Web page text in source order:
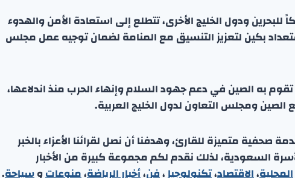
للبحرين ودول الخليج الأخرى، تتطلع إلى استعادة الأمن والهدوء
بكين لتعزيز التنسيق مع المنامة لضمان توجيه عمل مجلس
تقوم به الصين في دعم جهود السلام وإنهاء الحرب منذ اندلاعها،
ومجلس التعاون لدول الخليج العربية.
متميزة للقارئ، وهدفنا أن نصل لقرائنا الأعزاء بالخبر
السعودية، لذلك نقدم لكم مجموعة كبيرة من الأخبار
المحلية،الاقتصاد،تكنولوجيا،فن،أخبار الرياضة،منوعاتوسياحة.